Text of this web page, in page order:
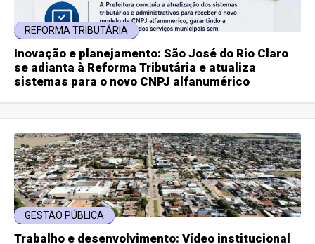
REFORMA TRIBUTÁRIA
Inovação e planejamento: São José do Rio Claro
se adianta à Reforma Tributária e atualiza
sistemas para o novo CNPJ alfanumérico
GESTÃO PÚBLICA
Trabalho e desenvolvimento: Vídeo institucional